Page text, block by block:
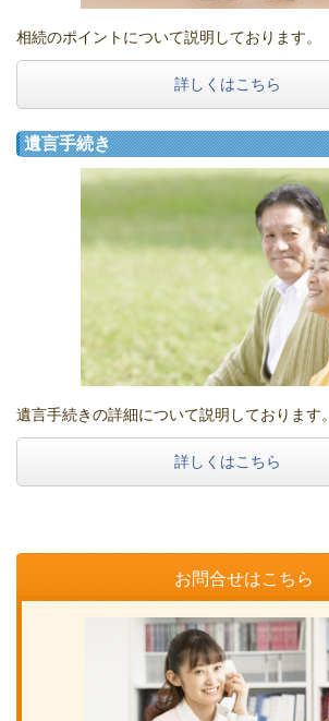
相続のポイントについて説明しております。
詳しくはこちら
遺言手続き
遺言手続きの詳細について説明しております。
詳しくはこちら
お問合せはこちら